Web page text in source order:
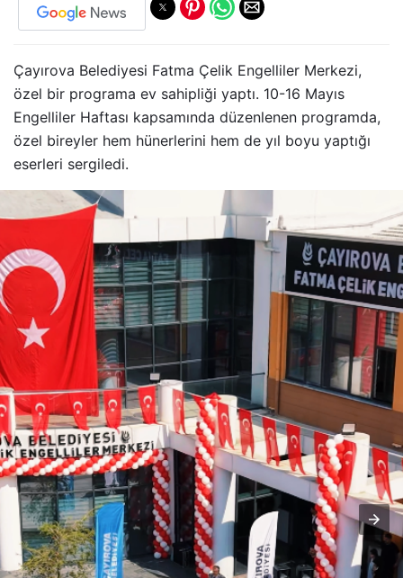
Çayırova Belediyesi Fatma Çelik Engelliler Merkezi,
özel bir programa ev sahipliği yaptı. 10-16 Mayıs
Engelliler Haftası kapsamında düzenlenen programda,
özel bireyler hem hünerlerini hem de yıl boyu yaptığı
eserleri sergiledi.